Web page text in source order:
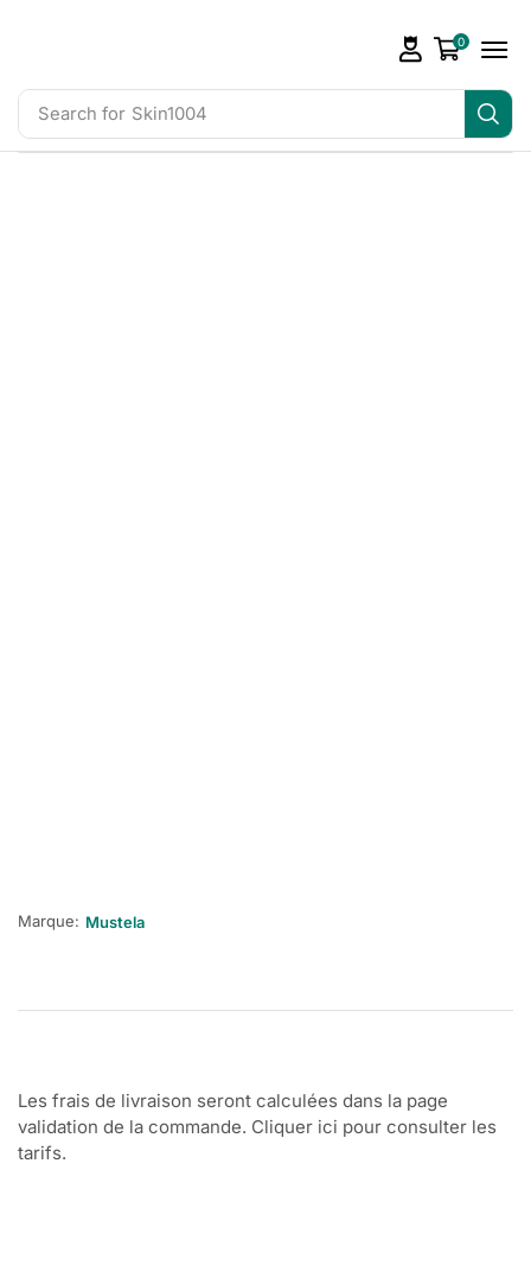
Search for Skin1004
0
Marque: Mustela
Les frais de livraison seront calculées dans la page
validation de la commande. Cliquer ici pour consulter les
tarifs.